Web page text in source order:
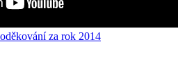
za rok 2014